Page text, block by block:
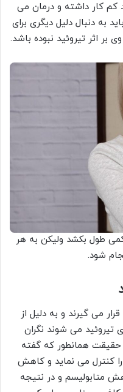
کم کار داشته و درمان می
به دنبال دلیل دیگری برای
اثر تیروئید نبوده باشد.
طول بکشد ولیکن به هر
شود.
می گیرند و به دلیل از
تیروئید می شوند نگران
حقیقت همانطور که گفته
کنترل می نماید و کاهش
متابولیسم و در نتیجه